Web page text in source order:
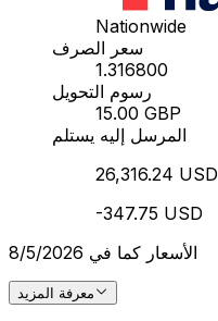
Nationwide
سعر الصرف
1.316800
رسوم التحويل
15.00 GBP
المرسل إليه يستلم
26,316.24 USD
-347.75 USD
الأسعار كما في 8/5/2026
معرفة المزيد